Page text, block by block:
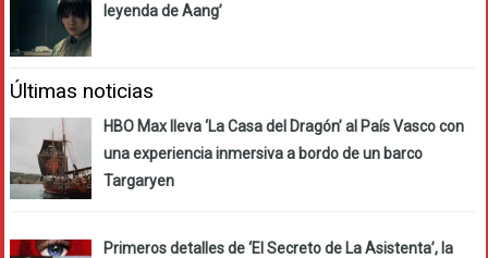
leyenda de Aang’
Últimas noticias
HBO Max lleva ‘La Casa del Dragón’ al País Vasco con
una experiencia inmersiva a bordo de un barco
Targaryen
Primeros detalles de ‘El Secreto de La Asistenta’, la